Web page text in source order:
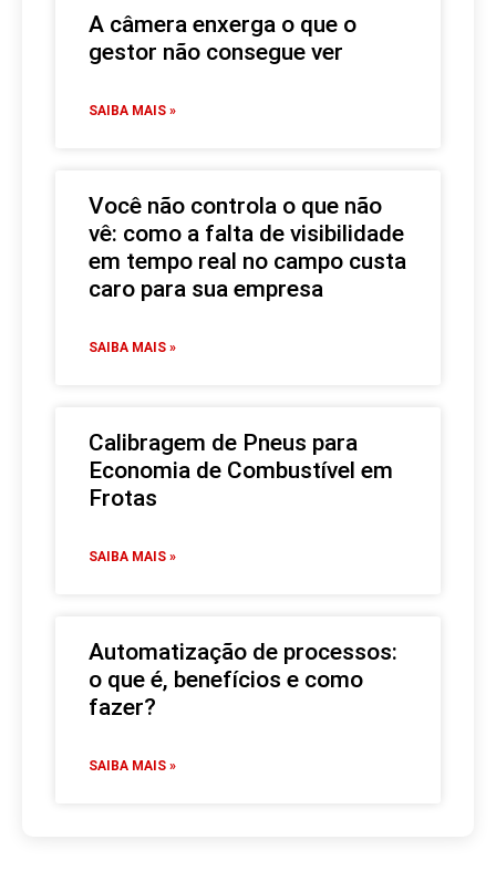
A câmera enxerga o que o
gestor não consegue ver
SAIBA MAIS »
Você não controla o que não
vê: como a falta de visibilidade
em tempo real no campo custa
caro para sua empresa
SAIBA MAIS »
Calibragem de Pneus para
Economia de Combustível em
Frotas
SAIBA MAIS »
Automatização de processos:
o que é, benefícios e como
fazer?
SAIBA MAIS »